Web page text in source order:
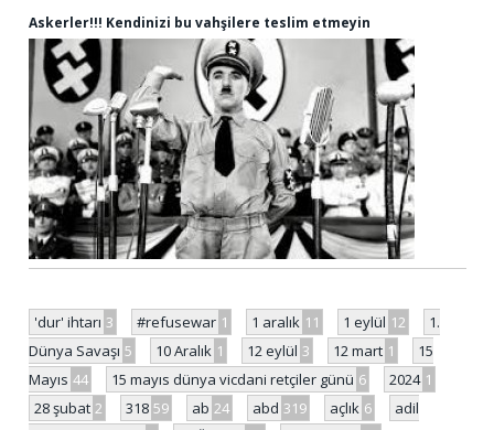
Askerler!!! Kendinizi bu vahşilere teslim etmeyin
'dur' ihtarı 3 #refusewar 1 1 aralık 11 1 eylül 12
1.
Dünya Savaşı 5 10 Aralık 1 12 eylül 3 12 mart 1
15
Mayıs 44 15 mayıs dünya vicdani retçiler günü 6 2024 1
28 şubat 2 318 59 ab 24 abd 319 açlık 6
adil